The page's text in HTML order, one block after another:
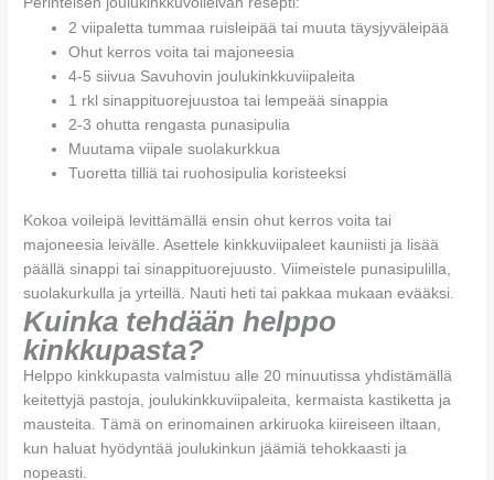
2 viipaletta tummaa ruisleipää tai muuta täysjyväleipää
Ohut kerros voita tai majoneesia
4-5 siivua Savuhovin joulukinkkuviipaleita
1 rkl sinappituorejuustoa tai lempeää sinappia
2-3 ohutta rengasta punasipulia
Muutama viipale suolakurkkua
Tuoretta tilliä tai ruohosipulia koristeeksi
Kokoa voileipä levittämällä ensin ohut kerros voita tai
majoneesia leivälle. Asettele kinkkuviipaleet kauniisti ja lisää
päällä sinappi tai sinappituorejuusto. Viimeistele punasipulilla,
suolakurkulla ja yrteillä. Nauti heti tai pakkaa mukaan evääksi.
Kuinka tehdään helppo
kinkkupasta?
Helppo kinkkupasta valmistuu alle 20 minuutissa yhdistämällä
keitettyjä pastoja, joulukinkkuviipaleita, kermaista kastiketta ja
mausteita. Tämä on erinomainen arkiruoka kiireiseen iltaan,
kun haluat hyödyntää joulukinkun jäämiä tehokkaasti ja
nopeasti.